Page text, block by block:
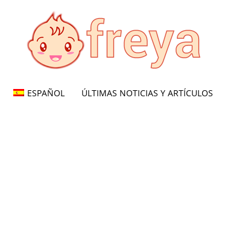
ESPAÑOL ÚLTIMAS NOTICIAS Y ARTÍCULOS